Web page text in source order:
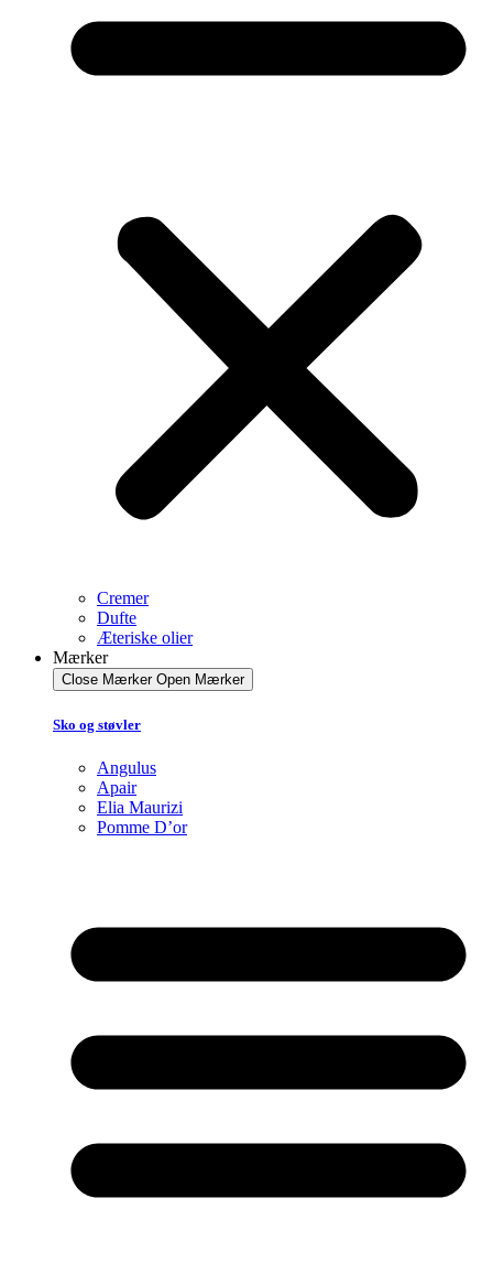
Cremer
Dufte
Æteriske olier
Mærker
Close Mærker Open Mærker
Sko og støvler
Angulus
Apair
Elia Maurizi
Pomme D’or